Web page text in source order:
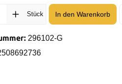
Gib den gewünschten Wert ein
Stück In den Warenkorb
296102-G